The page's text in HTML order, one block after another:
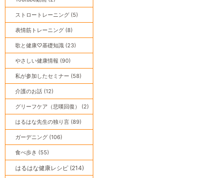
ストロートレーニング (5)
表情筋トレーニング (8)
歌と健康♡基礎知識 (23)
やさしい健康情報 (90)
私が参加したセミナー (58)
介護のお話 (12)
グリーフケア（悲嘆回復） (2)
はるはな先生の独り言 (89)
ガーデニング (106)
食べ歩き (55)
はるはな健康レシピ (214)